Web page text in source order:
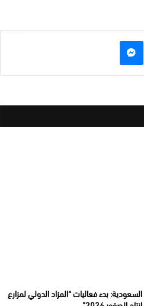
بينتيريست
السعودية: بدء فعاليات “المزاد الدولي لمزارع